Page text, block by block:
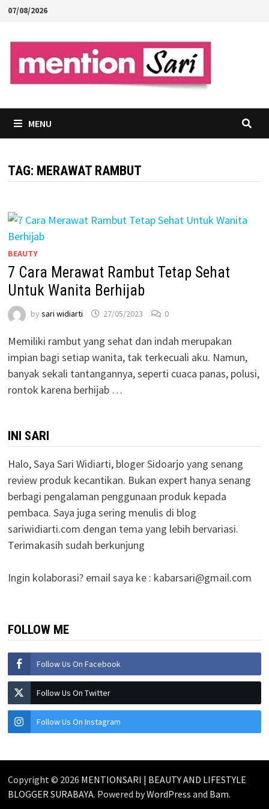
Skip
content
07/08/2026
MENU
TAG: MERAWAT RAMBUT
BEAUTY
7 Cara Merawat Rambut Tetap Sehat
Untuk Wanita Berhijab
by sari widiarti 27/05/2023 0
Memiliki rambut yang sehat dan indah merupakan
impian bagi setiap wanita, tak terkecuali aku. Namun,
banyak sekali tantangannya, seperti cuaca panas, polusi,
rontok karena berhijab …
INI SARI
Halo, Saya Sari Widiarti, bloger Sidoarjo yang senang
review produk kecantikan. Bukan expert hanya senang
berbagi pengalaman penggunaan produk kepada
pembaca. Saya juga sering menulis di blog
sariwidiarti.com dengan tema yang lebih bervariasi.
Terimakasih sudah berkunjung
Ingin kolaborasi? email saya ke : kabarsari@gmail.com
FOLLOW ME
Follow Us On Facebook
Follow Us On Twitter
Follow Us On Instagram
Copyright © 2026 MENTIONSARI | BEAUTY AND LIFESTYLE
BLOGGER SURABAYA. Powered byWordPress and Bam.